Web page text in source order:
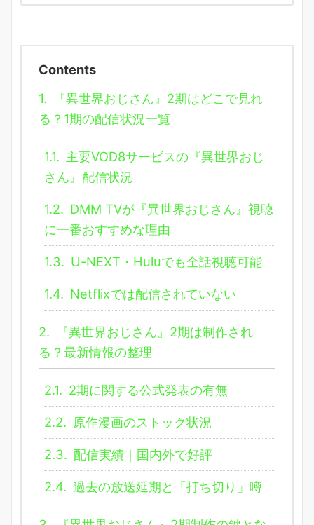
Contents
1.
『異世界おじさん』2期はどこで見れ
る？1期の配信状況一覧
1.1. 主要VOD8サービスの『異世界おじ
さん』配信状況
1.2. DMM TVが『異世界おじさん』視聴
に一番おすすめな理由
1.3. U-NEXT・Huluでも全話視聴可能
1.4. Netflixでは配信されていない
2.
『異世界おじさん』2期は制作され
る？最新情報の整理
2.1. 2期に関する公式発表の有無
2.2. 原作漫画のストック状況
2.3. 配信実績｜国内外で好評
2.4. 過去の放送延期と「打ち切り」噂